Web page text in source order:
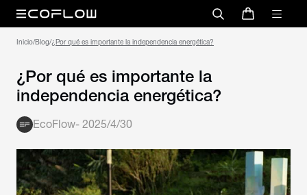
Inicio/Blog/¿Por qué es importante la independencia energética?
¿Por qué es importante la
independencia energética?
EcoFlow- 2025/4/30